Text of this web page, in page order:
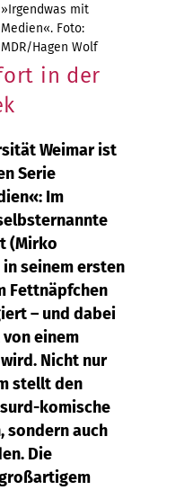
»Irgendwas mit
Medien«. Foto:
MDR/Hagen Wolf
in der
Weimar ist
Serie
Im
(Mirko
seinem ersten
Fettnäpfchen
– und dabei
einem
Nicht nur
stellt den
komische
sondern auch
Die